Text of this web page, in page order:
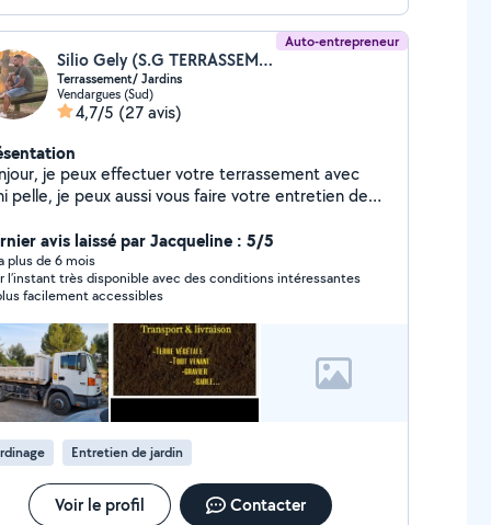
Auto-entrepreneur
Silio Gely (S.G TERRASSEMENT)
Terrassement/ Jardins
Vendargues (Sud)
4,7/5 (27 avis)
je peux effectuer votre terrassement avec
pelle, je peux aussi vous faire votre entretien de
avis laissé par Jacqueline : 5/5
plus de 6 mois
l’instant très disponible avec des conditions intéressantes
facilement accessibles
Entretien de jardin
Voir le profil Contacter